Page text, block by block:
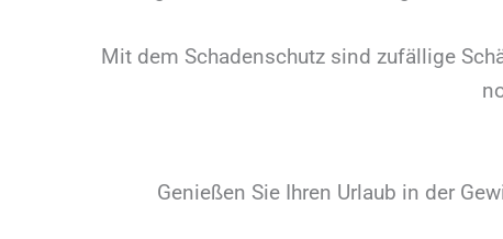
Mit dem Schadenschutz sind zufällige
Genießen Sie Ihren Urlaub in der